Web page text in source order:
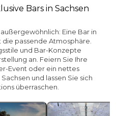
Bars in Sachsen
Eine Bar in
passende Atmosphäre.
und Bar-Konzepte
an. Feiern Sie Ihre
Event oder ein nettes
und lassen Sie sich
überraschen.